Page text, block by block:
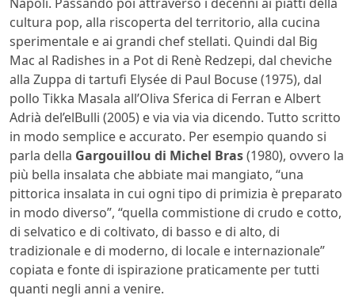
cultura pop, alla riscoperta del territorio, alla cucina
sperimentale e ai grandi chef stellati. Quindi dal Big
Mac al Radishes in a Pot di Renè Redzepi, dal cheviche
alla Zuppa di tartufi Elysée di Paul Bocuse (1975), dal
pollo Tikka Masala all’Oliva Sferica di Ferran e Albert
Adrià del’elBulli (2005) e via via via dicendo. Tutto scritto
in modo semplice e accurato. Per esempio quando si
parla della Gargouillou di Michel Bras(1980), ovvero la
più bella insalata che abbiate mai mangiato, “una
pittorica insalata in cui ogni tipo di primizia è preparato
in modo diverso”, “quella commistione di crudo e cotto,
di selvatico e di coltivato, di basso e di alto, di
tradizionale e di moderno, di locale e internazionale”
copiata e fonte di ispirazione praticamente per tutti
quanti negli anni a venire.